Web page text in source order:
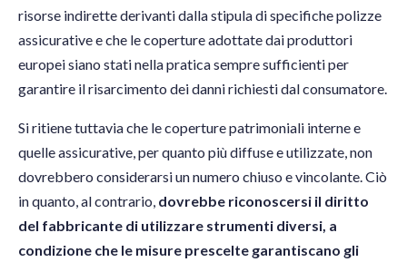
risorse indirette derivanti dalla stipula di specifiche polizze
assicurative e che le coperture adottate dai produttori
europei siano stati nella pratica sempre sufficienti per
garantire il risarcimento dei danni richiesti dal consumatore.
Si ritiene tuttavia che le coperture patrimoniali interne e
quelle assicurative, per quanto più diffuse e utilizzate, non
dovrebbero considerarsi un numero chiuso e vincolante. Ciò
in quanto, al contrario, dovrebbe riconoscersi il diritto
del fabbricante di utilizzare strumenti diversi, a
condizione che le misure prescelte garantiscano gli